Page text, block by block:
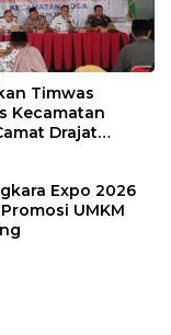
Timwas
Kecamatan
Drajat
Expo 2026
UMKM